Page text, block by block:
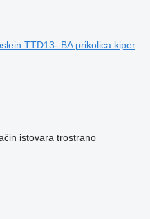
TTD13- BA prikolica kiper
istovara trostrano